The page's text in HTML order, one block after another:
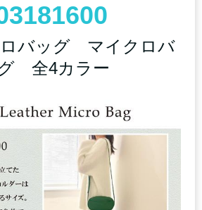
バッグ マイクロバ
全4カラー